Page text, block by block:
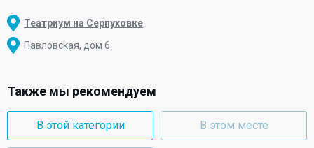
Театриум на Серпуховке
Павловская, дом 6
Также мы рекомендуем
В этой категории В этом месте